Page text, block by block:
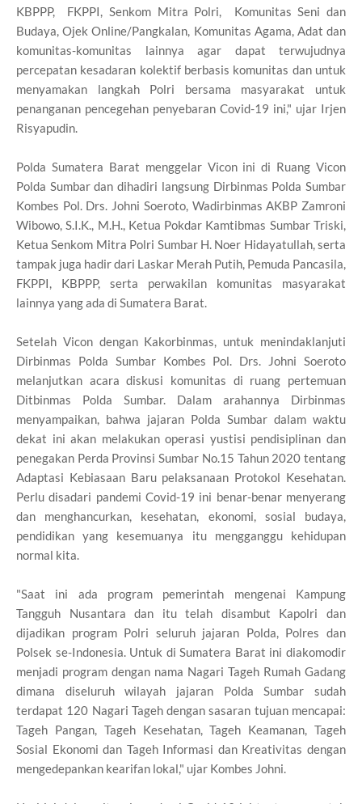
KBPPP, FKPPI, Senkom Mitra Polri, Komunitas Seni dan
Budaya, Ojek Online/Pangkalan, Komunitas Agama, Adat dan
komunitas-komunitas lainnya agar dapat terwujudnya
percepatan kesadaran kolektif berbasis komunitas dan untuk
menyamakan langkah Polri bersama masyarakat untuk
penanganan pencegehan penyebaran Covid-19 ini," ujar Irjen
Risyapudin.
Polda Sumatera Barat menggelar Vicon ini di Ruang Vicon
Polda Sumbar dan dihadiri langsung Dirbinmas Polda Sumbar
Kombes Pol. Drs. Johni Soeroto, Wadirbinmas AKBP Zamroni
Wibowo, S.I.K., M.H., Ketua Pokdar Kamtibmas Sumbar Triski,
Ketua Senkom Mitra Polri Sumbar H. Noer Hidayatullah, serta
tampak juga hadir dari Laskar Merah Putih, Pemuda Pancasila,
FKPPI, KBPPP, serta perwakilan komunitas masyarakat
lainnya yang ada di Sumatera Barat.
Setelah Vicon dengan Kakorbinmas, untuk menindaklanjuti
Dirbinmas Polda Sumbar Kombes Pol. Drs. Johni Soeroto
melanjutkan acara diskusi komunitas di ruang pertemuan
Ditbinmas Polda Sumbar. Dalam arahannya Dirbinmas
menyampaikan, bahwa jajaran Polda Sumbar dalam waktu
dekat ini akan melakukan operasi yustisi pendisiplinan dan
penegakan Perda Provinsi Sumbar No.15 Tahun 2020 tentang
Adaptasi Kebiasaan Baru pelaksanaan Protokol Kesehatan.
Perlu disadari pandemi Covid-19 ini benar-benar menyerang
dan menghancurkan, kesehatan, ekonomi, sosial budaya,
pendidikan yang kesemuanya itu mengganggu kehidupan
normal kita.
"Saat ini ada program pemerintah mengenai Kampung
Tangguh Nusantara dan itu telah disambut Kapolri dan
dijadikan program Polri seluruh jajaran Polda, Polres dan
Polsek se-Indonesia. Untuk di Sumatera Barat ini diakomodir
menjadi program dengan nama Nagari Tageh Rumah Gadang
dimana diseluruh wilayah jajaran Polda Sumbar sudah
terdapat 120 Nagari Tageh dengan sasaran tujuan mencapai:
Tageh Pangan, Tageh Kesehatan, Tageh Keamanan, Tageh
Sosial Ekonomi dan Tageh Informasi dan Kreativitas dengan
mengedepankan kearifan lokal," ujar Kombes Johni.